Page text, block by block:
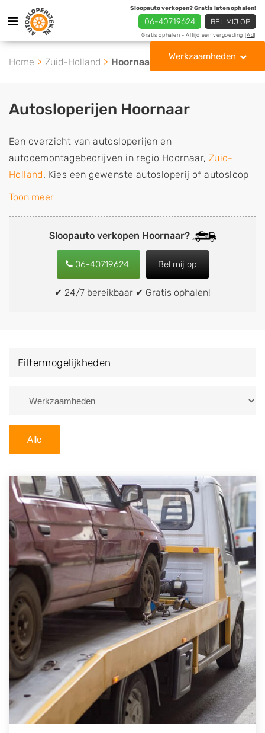
Sloopauto verkopen? Gratis laten ophalen!
06-40719624 BEL MIJ OP
Gratis ophalen - Altijd een vergoeding [Ad]
Werkzaamheden
Home Zuid-Holland Hoornaar
Sloopauto verkopen Hoornaar?
06-40719624 Bel mij op
✔ 24/7 bereikbaar ✔ Gratis ophalen!
Autosloperijen Hoornaar
Een overzicht van autosloperijen en
autodemontagebedrijven in regio Hoornaar, Zuid-
Holland. Kies een gewenste autosloperij of autosloop
uit de lijst die gespecialiseerd is in de verkoop van
de inkoop van sloopauto's, schadeauto's en
tweedehands auto's (ook zonder apk keuring). Wilt u
uw auto, camper, vrachtwagen, motor of brommobiel
snel en eenvoudig verkopen aan een
demontagebedrijf in de buurt, deze zelf wegbrengen
naar de sloop of deze liever laten ophalen op een
van Hoornaar en ontvang een vergoeding voor uw
Zoekt u liever naar een sloperij in een andere plaats of
U kunt er ook voor kiezen om direct uw sloopauto te
verkopen en op te laten halen door de Sloopauto
Ophaaldienst van Autosloperijen.nl. Wij kunnen uw
auto gratis ophalen in Hoornaar. Neem telefonisch
contact op of maak een terugbelafspraak. Wilt u
direct een tweedehands auto onderdelen offerte
aanvragen? Dat kan via de Onderdelenlijn! Vul uw
kenteken in en druk op verzenden.
Wij kunnen u helpen met de inkoop van auto's van
eigenlijk alle merken, zoals Alfa Romeo, Audi, BMW,
Chevrolet, Citroën, Dacia, Fiat, Ford, Honda, Hyundai,
Kia, Mazda, Mercedes Benz, Mitsubishi, Nissan, Opel,
Peugeot, Porsche, Renault, Seat, Skoda, Suzuki, Tesla,
Toyota, Volkswagen en Volvo.
Toon meer
Filtermogelijkheden
Alle